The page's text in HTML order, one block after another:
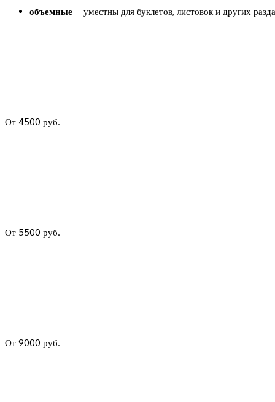
объемные – уместны для буклетов, листовок и других
От 4500 руб.
От 5500 руб.
От 9000 руб.